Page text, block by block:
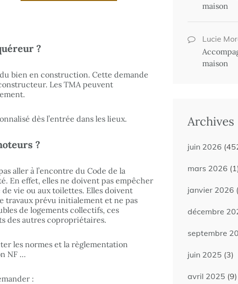
?
du bien en construction. Cette demande
Les TMA peuvent
dès l’entrée dans les lieux.
?
aller à l’encontre du Code de la
En effet, elles ne doivent pas empêcher
vie ou aux toilettes. Elles doivent
travaux prévu initialement et ne pas
de logements collectifs, ces
des autres copropriétaires.
les normes et la règlementation
NF …
:
maison
Lucie
maison
Archives
juin 2026
mars 2026
janvier 2026
décembre
septembre
juin 2025 (3)
avril 2025 (9)